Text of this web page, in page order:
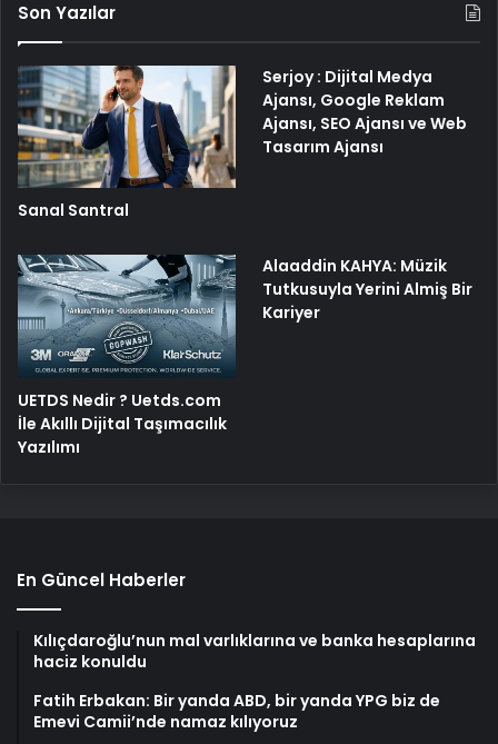
Son Yazılar
Sanal Santral
Serjoy : Dijital Medya
Ajansı, Google Reklam
Ajansı, SEO Ajansı ve Web
Tasarım Ajansı
UETDS Nedir ? Uetds.com
İle Akıllı Dijital Taşımacılık
Yazılımı
Alaaddin KAHYA: Müzik
Tutkusuyla Yerini Almiş Bir
Kariyer
En Güncel Haberler
Kılıçdaroğlu’nun mal varlıklarına ve banka hesaplarına
haciz konuldu
Fatih Erbakan: Bir yanda ABD, bir yanda YPG biz de
Emevi Camii’nde namaz kılıyoruz